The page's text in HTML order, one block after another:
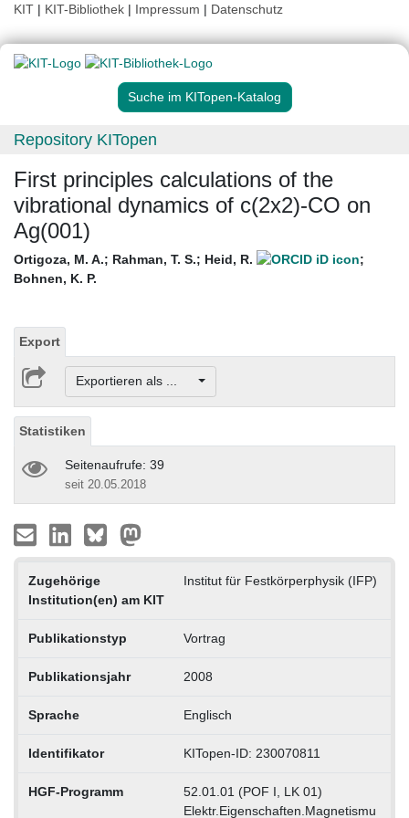
KIT | KIT-Bibliothek | Impressum | Datenschutz
Suche im KITopen-Katalog
Repository KITopen
First principles calculations of the
vibrational dynamics of c(2x2)-CO on
Ag(001)
Ortigoza, M. A.; Rahman, T. S.; Heid, R.
;
Bohnen, K. P.
Export
Exportieren als ...
Statistiken
Seitenaufrufe: 39
seit 20.05.2018
Zugehörige
Institution(en) am KIT
Institut für Festkörperphysik (IFP)
Publikationstyp Vortrag
Publikationsjahr 2008
Sprache Englisch
Identifikator KITopen-ID: 230070811
HGF-Programm
52.01.01 (POF I, LK 01)
Elektr.Eigenschaften.Magnetismu